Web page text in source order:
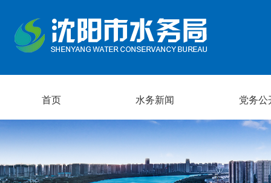
首页 水务新闻 党务公